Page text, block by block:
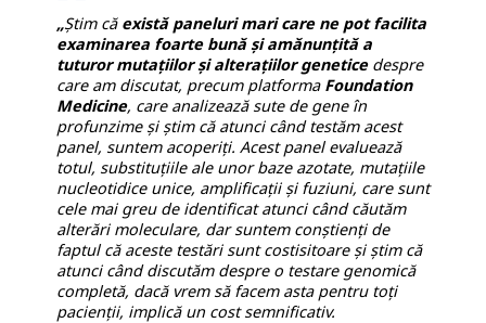
„Știm că există paneluri mari care ne pot facilita
examinarea foarte bună și amănunțită a
tuturor mutațiilor și alterațiilor geneticedespre
care am discutat, precum platforma Foundation
Medicine, care analizează sute de gene în
profunzime și știm că atunci când testăm acest
panel, suntem acoperiți. Acest panel evaluează
totul, substituțiile ale unor baze azotate, mutațiile
nucleotidice unice, amplificații și fuziuni, care sunt
cele mai greu de identificat atunci când căutăm
alterări moleculare, dar suntem conștienți de
faptul că aceste testări sunt costisitoare și știm că
atunci când discutăm despre o testare genomică
completă, dacă vrem să facem asta pentru toți
pacienții, implică un cost semnificativ.